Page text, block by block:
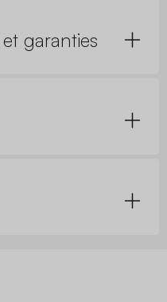
garanties